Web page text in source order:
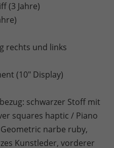
(3 Jahre)
rechts und links
(10" Display)
schwarzer Stoff mit
squares haptic / Piano
narbe ruby,
Kunstleder, vorderer